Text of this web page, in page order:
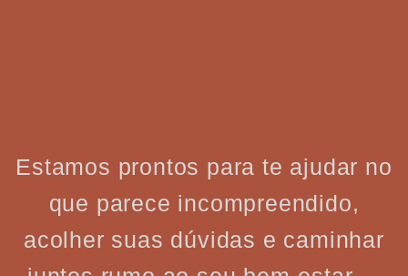
Estamos prontos para te ajudar no
que parece incompreendido,
acolher suas dúvidas e caminhar